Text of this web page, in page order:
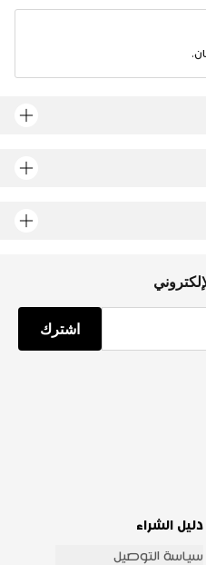
اشترك
دليل الشراء
سياسة التوصيل